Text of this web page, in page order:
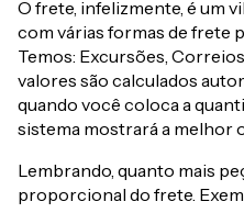
O frete, infelizmente, é um
com várias formas de frete
Temos: Excursões,
valores são calculados
quando você coloca a
sistema mostrará a melhor
Lembrando, quanto mais
proporcional do frete.